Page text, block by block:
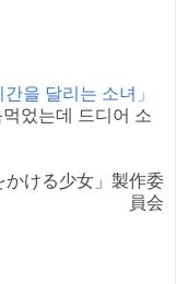
간을 달리는 소녀」
었는데 드디어 소
ける少女」製作委
員会